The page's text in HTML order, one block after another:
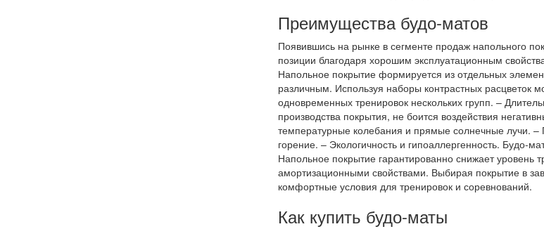
Преимущества будо-матов
Появившись на рынке в сегменте продаж напольного
позиции благодаря хорошим эксплуатационным
Напольное покрытие формируется из отдельных
различным. Используя наборы контрастных расцветок
одновременных тренировок нескольких групп. –
производства покрытия, не боится воздействия
температурные колебания и прямые солнечные лучи.
горение. – Экологичность и гипоаллергенность.
Напольное покрытие гарантированно снижает
амортизационными свойствами. Выбирая покрытие в
комфортные условия для тренировок и соревнований.
Как купить будо-маты